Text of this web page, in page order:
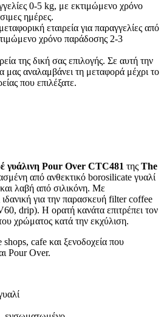
0-5 kg, με εκτιμώμενο χρόνο
ημέρες.
εταιρεία για παραγγελίες από
χρόνο παράδοσης 2-3
της δική σας επιλογής. Σε αυτή την
μας αναλαμβάνει τη μεταφορά μέχρι το
που επιλέξατε.
γυάλινη Pour Over CTC481 της The
από ανθεκτικό borosilicate γυαλί
λαβή από σιλικόνη. Με
ιδανική για την παρασκευή filter coffee
drip). Η ορατή κανάτα επιτρέπει τον
χρώματος κατά την εκχύλιση.
cafe και ξενοδοχεία που
Pour Over.